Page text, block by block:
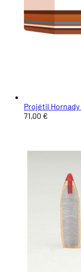
Projétil Hornady
71,00 €